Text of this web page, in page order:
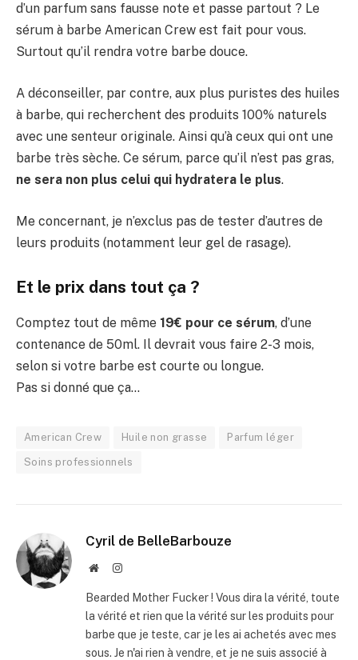
d’un parfum sans fausse note et passe partout ? Le
sérum à barbe American Crew est fait pour vous.
Surtout qu’il rendra votre barbe douce.
A déconseiller, par contre, aux plus puristes des huiles
à barbe, qui recherchent des produits 100% naturels
avec une senteur originale. Ainsi qu’à ceux qui ont une
barbe très sèche. Ce sérum, parce qu’il n’est pas gras,
ne sera non plus celui qui hydratera le plus.
Me concernant, je n’exclus pas de tester d’autres de
leurs produits (notamment leur gel de rasage).
Et le prix dans tout ça ?
Comptez tout de même 19€ pour ce sérum, d’une
contenance de 50ml. Il devrait vous faire 2-3 mois,
selon si votre barbe est courte ou longue.
Pas si donné que ça…
American Crew Huile non grasse Parfum léger
Soins professionnels
Cyril de BelleBarbouze
WebsiteInstagram
Bearded Mother Fucker ! Vous dira la vérité, toute
la vérité et rien que la vérité sur les produits pour
barbe que je teste, car je les ai achetés avec mes
sous. Je n'ai rien à vendre, et je ne suis associé à